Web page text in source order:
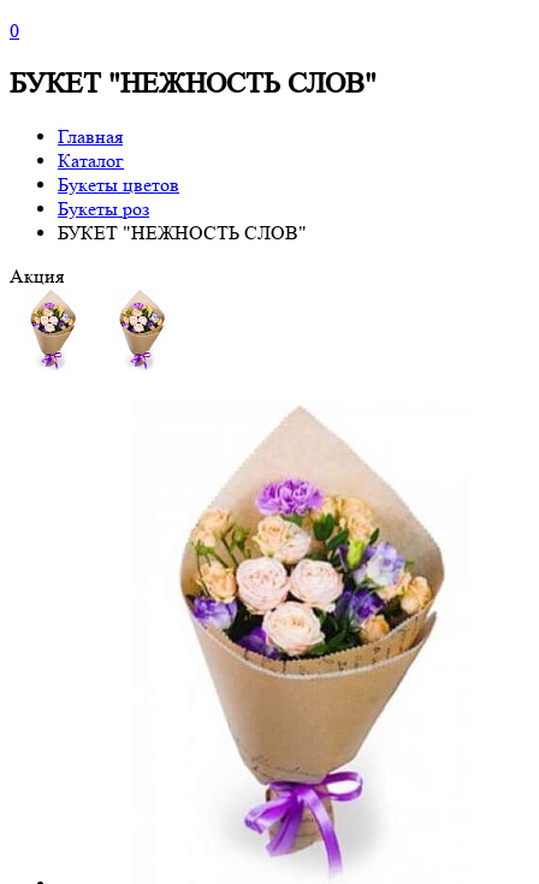
0
БУКЕТ "НЕЖНОСТЬ СЛОВ"
Главная
Каталог
Букеты цветов
Букеты роз
БУКЕТ "НЕЖНОСТЬ СЛОВ"
Акция